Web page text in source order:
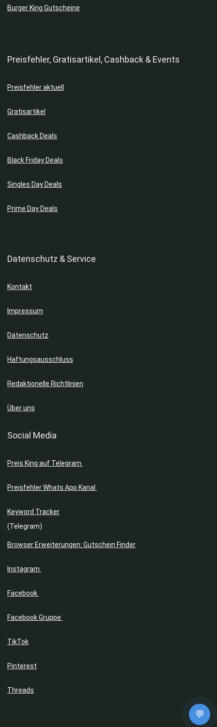
Burger King Gutscheine
Preisfehler, Gratisartikel, Cashback & Events
Preisfehler aktuell
Gratisartikel
Cashback Deals
Black Friday Deals
Singles Day Deals
Prime Day Deals
Datenschutz & Service
Kontakt
Impressum
Datenschutz
Haftungsausschluss
Redaktionelle Richtlinien
Über uns
Social Media
Preis King auf Telegram
Preisfehler Whats App Kanal
Keyword Tracker
(Telegram)
Browser Erweiterungen: Gutschein Finder
Instagram
Facebook
Facebook Gruppe
TikTok
Pinterest
Threads
💬